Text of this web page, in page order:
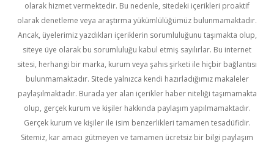
olarak hizmet vermektedir. Bu nedenle, sitedeki içerikleri proaktif
olarak denetleme veya araştırma yükümlülüğümüz bulunmamaktadır.
Ancak, üyelerimiz yazdıkları içeriklerin sorumluluğunu taşımakta olup,
siteye üye olarak bu sorumluluğu kabul etmiş sayılırlar. Bu internet
sitesi, herhangi bir marka, kurum veya şahıs şirketi ile hiçbir bağlantısı
bulunmamaktadır. Sitede yalnızca kendi hazırladığımız makaleler
paylaşılmaktadır. Burada yer alan içerikler haber niteliği taşımamakta
olup, gerçek kurum ve kişiler hakkında paylaşım yapılmamaktadır.
Gerçek kurum ve kişiler ile isim benzerlikleri tamamen tesadüfidir.
Sitemiz, kar amacı gütmeyen ve tamamen ücretsiz bir bilgi paylaşım